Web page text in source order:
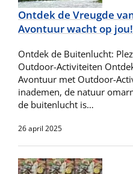
Ontdek de Vreugde
Avontuur wacht op jou!
Ontdek de Buitenlucht:
Outdoor-Activiteiten
Avontuur met Outdoor-
inademen, de natuur
de buitenlucht is…
26 april 2025